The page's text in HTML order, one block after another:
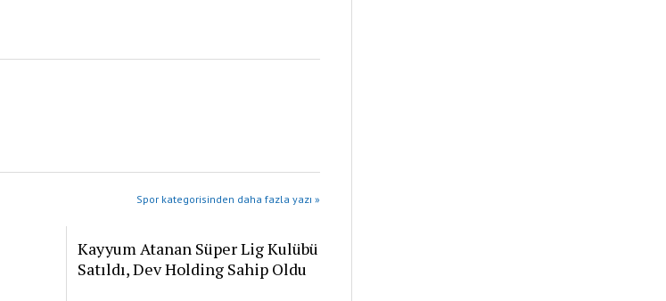
Spor kategorisinden daha fazla yazı »
Kayyum Atanan Süper Lig Kulübü
Satıldı, Dev Holding Sahip Oldu